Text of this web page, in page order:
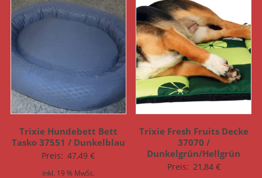
Trixie Hundebett Bett
Tasko 37551 / Dunkelblau
Preis: 47,49€
inkl. 19 % MwSt.
Trixie Fresh Fruits Decke
37070 /
Dunkelgrün/Hellgrün
Preis: 21,84 €